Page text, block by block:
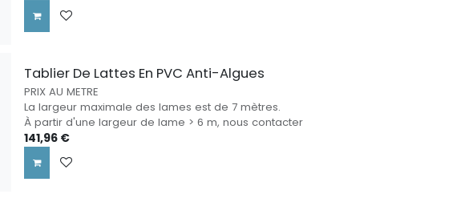
Tablier De Lattes En PVC Anti-Algues
PRIX AU METRE
La largeur maximale des lames est de 7 mètres.
À partir d'une largeur de lame > 6 m, nous contacter
141,96 €